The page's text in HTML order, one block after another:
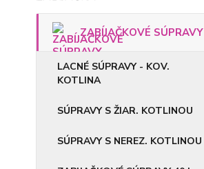
ZABÍJAČKOVÉ SÚPRAVY
LACNÉ SÚPRAVY - KOV.
KOTLINA
SÚPRAVY S ŽIAR. KOTLINOU
SÚPRAVY S NEREZ. KOTLINOU